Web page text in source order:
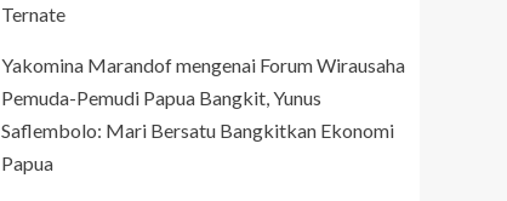
Ternate
Yakomina Marandofmengenai Forum Wirausaha
Pemuda-Pemudi Papua Bangkit, Yunus
Saflembolo: Mari Bersatu Bangkitkan Ekonomi
Papua